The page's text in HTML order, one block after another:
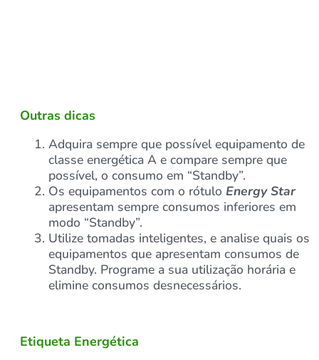
Outras dicas
Adquira sempre que possível equipamento de
classe energética A e compare sempre que
possível, o consumo em “Standby”.
Os equipamentos com o rótulo Energy Star
apresentam sempre consumos inferiores em
modo “Standby”.
Utilize tomadas inteligentes, e analise quais os
equipamentos que apresentam consumos de
Standby. Programe a sua utilização horária e
elimine consumos desnecessários.
Etiqueta Energética